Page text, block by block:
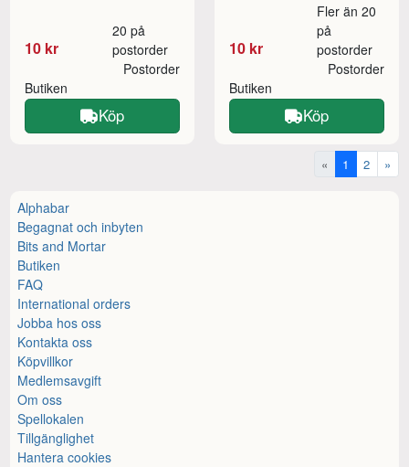
10 kr
20 på
postorder
Butiken
Postorder
Köp
10 kr
Fler än 20
på
postorder
Butiken
Postorder
Köp
« 1 2 »
Alphabar
Begagnat och inbyten
Bits and Mortar
Butiken
FAQ
International orders
Jobba hos oss
Kontakta oss
Köpvillkor
Medlemsavgift
Om oss
Spellokalen
Tillgänglighet
Hantera cookies